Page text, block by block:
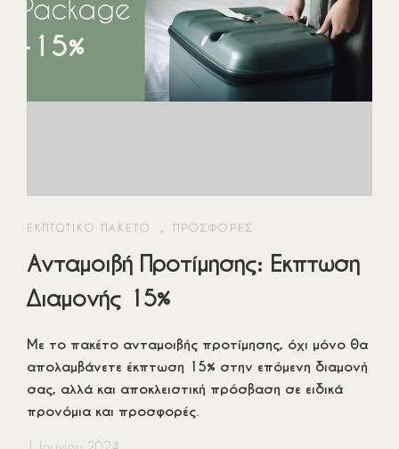
ΕΚΠΤΩΤΙΚΌ ΠΑΚΈΤΟ , ΠΡΟΣΦΟΡΈΣ
Ανταμοιβή Προτίμησης: Εκπτωση
Διαμονής 15%
Με το πακέτο ανταμοιβής προτίμησης, όχι μόνο θα
απολαμβάνετε έκπτωση 15% στην επόμενη διαμονή
σας, αλλά και αποκλειστική πρόσβαση σε ειδικά
προνόμια και προσφορές.
Αρχική
Η Τοποθεσία
Προσφορές
Βαθμολογίες
Επικοινωνία
Συχνές Ερωτήσεις
Πολιτική Διαμονής
Πολιτική Κρατήσεων